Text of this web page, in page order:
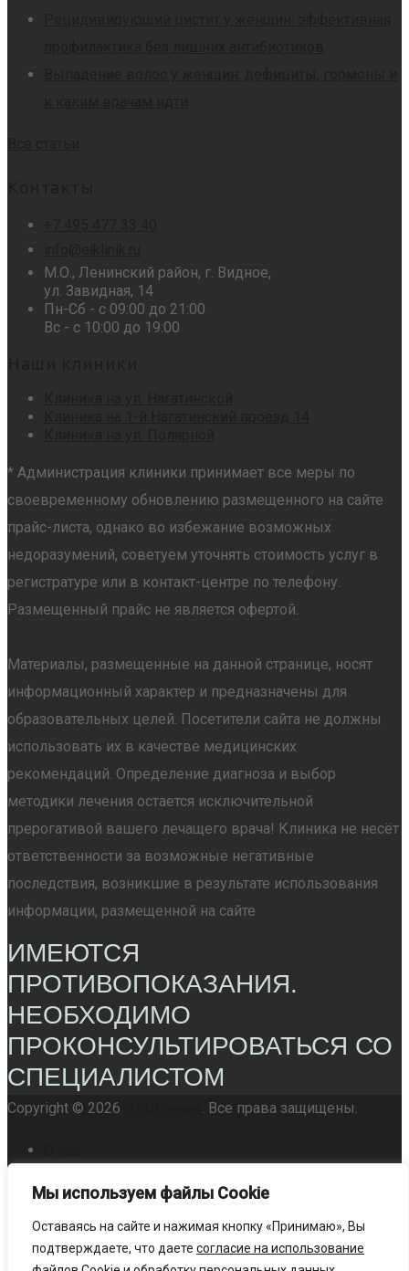
Мы используем файлы Сookie
Оставаясь на сайте и нажимая кнопку «Принимаю», Вы
подтверждаете, что даете согласие на использование
М.О., Ленинский район, г. Видное,
ул. Завидная, 14
Пн-Сб - с 09:00 до 21:00
Вс - с 10:00 до 19:00
* Администрация клиники принимает все меры по
своевременному обновлению размещенного на сайте
прайс-листа, однако во избежание возможных
недоразумений, советуем уточнять стоимость услуг в
регистратуре или в контакт-центре по телефону.
Размещенный прайс не является офертой.
Материалы, размещенные на данной странице, носят
информационный характер и предназначены для
образовательных целей. Посетители сайта не должны
использовать их в качестве медицинских
рекомендаций. Определение диагноза и выбор
методики лечения остается исключительной
прерогативой вашего лечащего врача! Клиника не несёт
ответственности за возможные негативные
последствия, возникшие в результате использования
информации, размещенной на сайте
ИМЕЮТСЯ
ПРОТИВОПОКАЗАНИЯ.
НЕОБХОДИМО
ПРОКОНСУЛЬТИРОВАТЬСЯ СО
СПЕЦИАЛИСТОМ
Copyright © 2026 . Все права защищены.
Политика конфиденциальности
Поиск